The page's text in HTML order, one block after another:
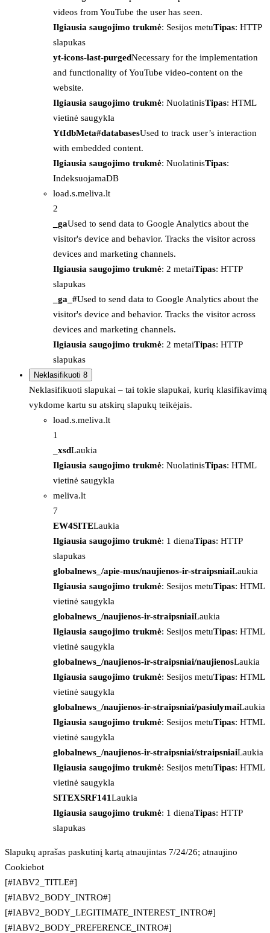
videos from YouTube the user has seen.
Ilgiausia saugojimo trukmė: Sesijos metuTipas: HTTP
slapukas
yt-icons-last-purgedNecessary for the implementation
and functionality of YouTube video-content on the
website.
Ilgiausia saugojimo trukmė: NuolatinisTipas: HTML
vietinė saugykla
YtIdbMeta#databasesUsed to track user’s interaction
with embedded content.
Ilgiausia saugojimo trukmė: NuolatinisTipas:
IndeksuojamaDB
load.s.meliva.lt
2
_gaUsed to send data to Google Analytics about the
visitor's device and behavior. Tracks the visitor across
devices and marketing channels.
Ilgiausia saugojimo trukmė: 2 metaiTipas: HTTP
slapukas
_ga_#Used to send data to Google Analytics about the
visitor's device and behavior. Tracks the visitor across
devices and marketing channels.
Ilgiausia saugojimo trukmė: 2 metaiTipas: HTTP
slapukas
Neklasifikuoti 8
Neklasifikuoti slapukai – tai tokie slapukai, kurių klasifikavimą
vykdome kartu su atskirų slapukų teikėjais.
load.s.meliva.lt
1
_xsdLaukia
Ilgiausia saugojimo trukmė: NuolatinisTipas: HTML
vietinė saugykla
meliva.lt
7
EW4SITELaukia
Ilgiausia saugojimo trukmė: 1 dienaTipas: HTTP
slapukas
globalnews_/apie-mus/naujienos-ir-straipsniaiLaukia
Ilgiausia saugojimo trukmė: Sesijos metuTipas: HTML
vietinė saugykla
globalnews_/naujienos-ir-straipsniaiLaukia
Ilgiausia saugojimo trukmė: Sesijos metuTipas: HTML
vietinė saugykla
globalnews_/naujienos-ir-straipsniai/naujienosLaukia
Ilgiausia saugojimo trukmė: Sesijos metuTipas: HTML
vietinė saugykla
globalnews_/naujienos-ir-straipsniai/pasiulymaiLaukia
Ilgiausia saugojimo trukmė: Sesijos metuTipas: HTML
vietinė saugykla
globalnews_/naujienos-ir-straipsniai/straipsniaiLaukia
Ilgiausia saugojimo trukmė: Sesijos metuTipas: HTML
vietinė saugykla
SITEXSRF141Laukia
Ilgiausia saugojimo trukmė: 1 dienaTipas: HTTP
slapukas
Slapukų aprašas paskutinį kartą atnaujintas 7/24/26; atnaujino
Cookiebot
[#IABV2_TITLE#]
[#IABV2_BODY_INTRO#]
[#IABV2_BODY_LEGITIMATE_INTEREST_INTRO#]
[#IABV2_BODY_PREFERENCE_INTRO#]